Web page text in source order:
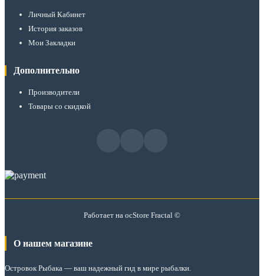
Личный Кабинет
История заказов
Мои Закладки
Дополнительно
Производители
Товары со скидкой
Работает на ocStore Fractal ©
О нашем магазине
Островок Рыбака — ваш надежный гид в мире рыбалки.